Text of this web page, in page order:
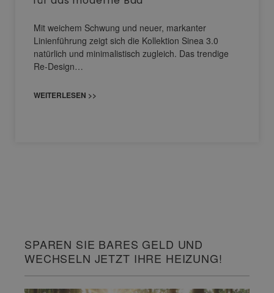
Mit weichem Schwung und neuer, markanter
Linienführung zeigt sich die Kollektion Sinea 3.0
natürlich und minimalistisch zugleich. Das trendige
Re-Design…
WEITERLESEN >>
SPAREN SIE BARES GELD UND
WECHSELN JETZT IHRE HEIZUNG!